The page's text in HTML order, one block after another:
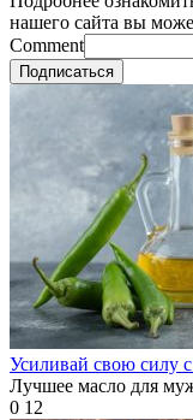
нашего сайта вы
Comment
Подписаться
Усиливай свою силу
Лучшее масло для
0 12